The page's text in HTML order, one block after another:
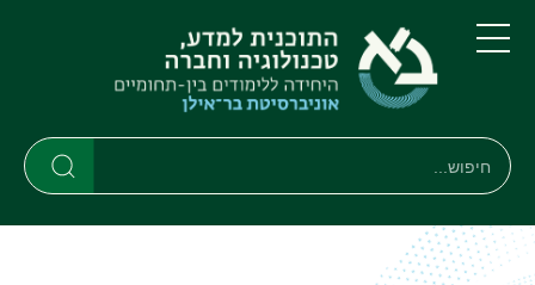
לתוכן
העיקרי
לתפריט
ניווט
ראשי
תפריט
חיפוש
חיפוש